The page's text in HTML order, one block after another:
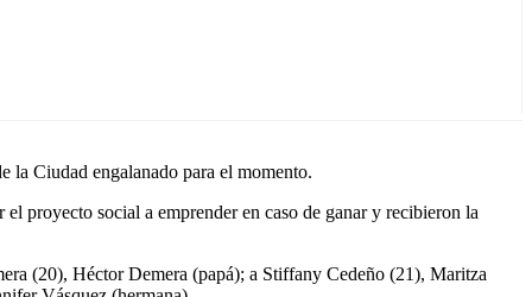
la Ciudad engalanado para el momento.
proyecto social a emprender en caso de ganar y recibieron la
(20), Héctor Demera (papá); a Stiffany Cedeño (21), Maritza